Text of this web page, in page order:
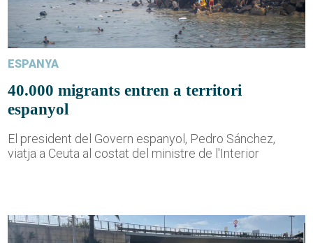
ESPANYA
40.000 migrants entren a territori
espanyol
El president del Govern espanyol, Pedro Sánchez,
viatja a Ceuta al costat del ministre de l'Interior